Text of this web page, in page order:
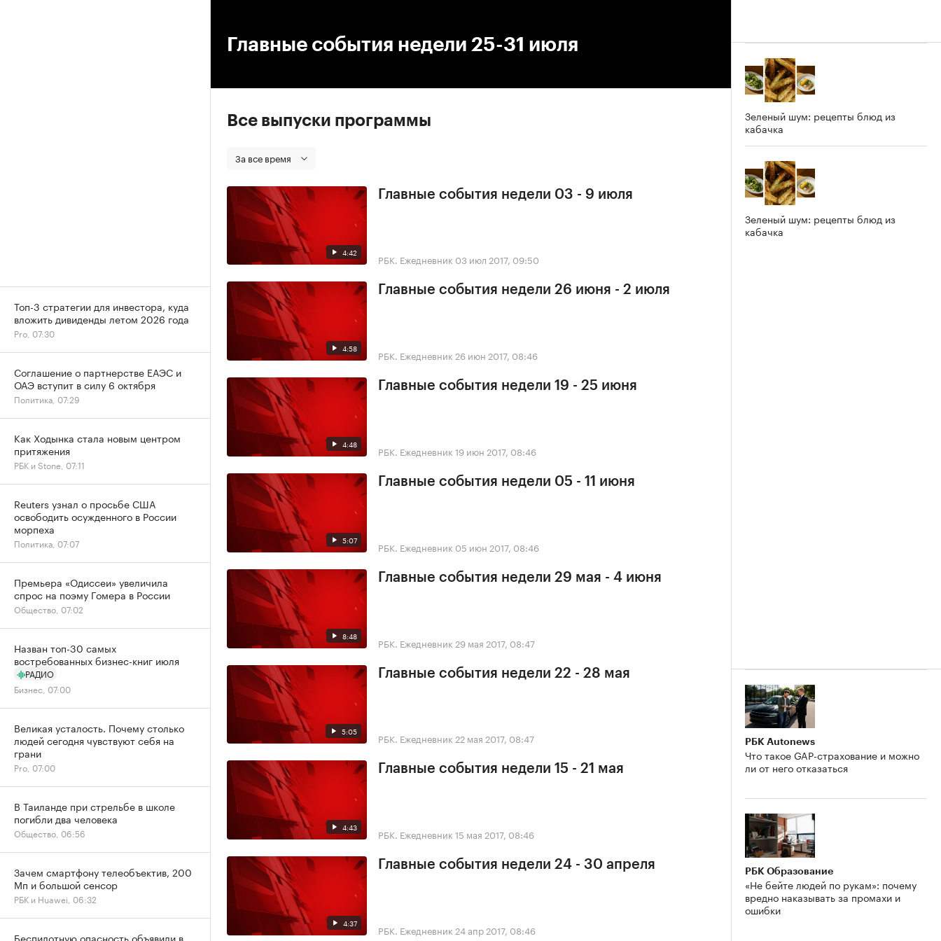
Главные события недели 25-31 июля
Все выпуски программы
За все время
4:42
Главные события недели 03 - 9 июля
РБК. Ежедневник 03 июл 2017, 09:50
4:58
Главные события недели 26 июня - 2 июля
РБК. Ежедневник 26 июн 2017, 08:46
4:48
Главные события недели 19 - 25 июня
РБК. Ежедневник 19 июн 2017, 08:46
5:07
Главные события недели 05 - 11 июня
РБК. Ежедневник 05 июн 2017, 08:46
8:48
Главные события недели 29 мая - 4 июня
РБК. Ежедневник 29 мая 2017, 08:47
5:05
Главные события недели 22 - 28 мая
РБК. Ежедневник 22 мая 2017, 08:47
4:43
Главные события недели 15 - 21 мая
РБК. Ежедневник 15 мая 2017, 08:46
4:37
Главные события недели 24 - 30 апреля
РБК. Ежедневник 24 апр 2017, 08:46
Зеленый шум: рецепты блюд из
кабачка
Зеленый шум: рецепты блюд из
кабачка
РБК Autonews
Что такое GAP-страхование и можно
ли от него отказаться
РБК Образование
«Не бейте людей по рукам»: почему
вредно наказывать за промахи и
ошибки
Топ-3 стратегии для инвестора, куда
вложить дивиденды летом 2026 года
Pro, 07:30
Соглашение о партнерстве ЕАЭС и
ОАЭ вступит в силу 6 октября
Политика, 07:29
Как Ходынка стала новым центром
притяжения
РБК и Stone, 07:11
Reuters узнал о просьбе США
освободить осужденного в России
морпеха
Политика, 07:07
Премьера «Одиссеи» увеличила
спрос на поэму Гомера в России
Общество, 07:02
Назван топ-30 самых
востребованных бизнес-книг июля
РАДИО
Бизнес, 07:00
Великая усталость. Почему столько
людей сегодня чувствуют себя на
грани
Pro, 07:00
В Таиланде при стрельбе в школе
погибли два человека
Общество, 06:56
Зачем смартфону телеобъектив, 200
Мп и большой сенсор
РБК и Huawei, 06:32
Беспилотную опасность объявили в